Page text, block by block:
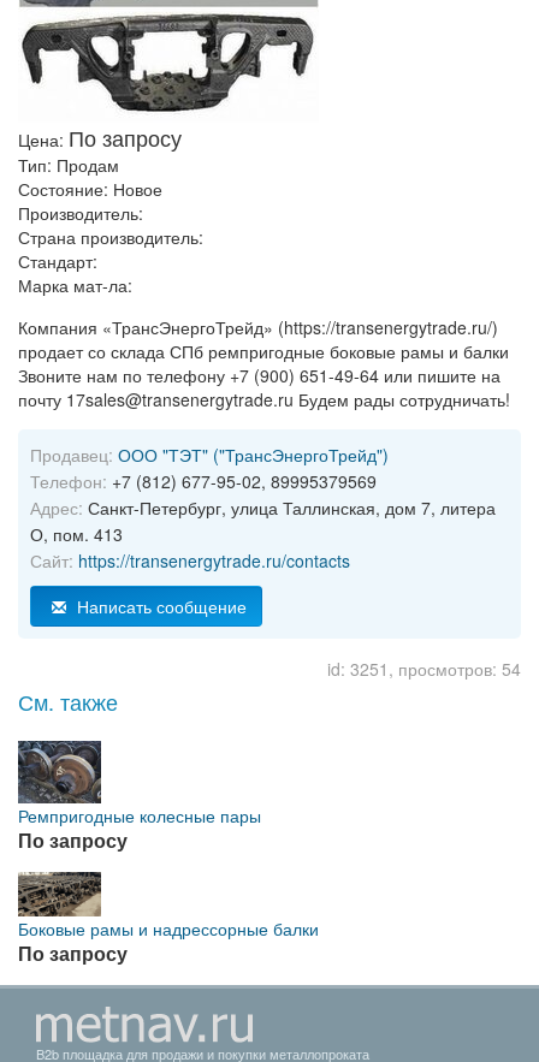
Цена: По запросу
Тип: Продам
Состояние: Новое
Производитель:
Страна производитель:
Стандарт:
Марка мат-ла:
Компания «ТрансЭнергоТрейд» (https://transenergytrade.ru/)
продает со склада СПб ремпригодные боковые рамы и балки
Звоните нам по телефону +7 (900) 651-49-64 или пишите на
почту 17sales@transenergytrade.ru Будем рады сотрудничать!
Продавец: ООО "ТЭТ" ("ТрансЭнергоТрейд")
Телефон: +7 (812) 677-95-02, 89995379569
Адрес: Санкт-Петербург, улица Таллинская, дом 7, литера
О, пом. 413
Сайт: https://transenergytrade.ru/contacts
Написать сообщение
id: 3251, просмотров: 54
См. также
Ремпригодные колесные пары
По запросу
Боковые рамы и надрессорные балки
По запросу
B2b площадка для продажи и покупки металлопроката